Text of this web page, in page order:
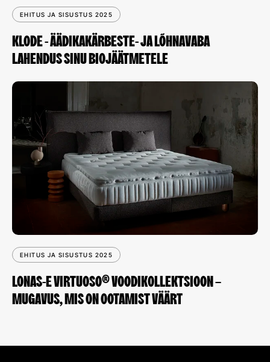
EHITUS JA SISUSTUS 2025
KLODE - ÄÄDIKAKÄRBESTE- JA LÕHNAVABA
LAHENDUS SINU BIOJÄÄTMETELE
EHITUS JA SISUSTUS 2025
LONAS-E VIRTUOSO® VOODIKOLLEKTSIOON –
MUGAVUS, MIS ON OOTAMIST VÄÄRT